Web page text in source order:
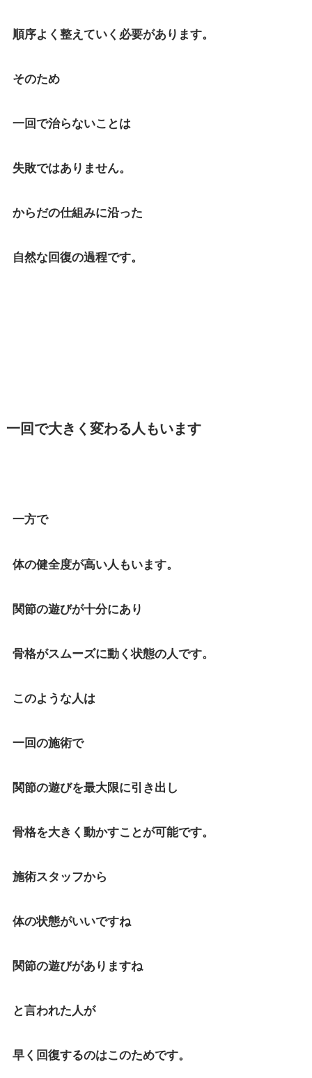
順序よく整えていく必要があります。
そのため
一回で治らないことは
失敗ではありません。
からだの仕組みに沿った
自然な回復の過程です。
一回で大きく変わる人もいます
一方で
体の健全度が高い人もいます。
関節の遊びが十分にあり
骨格がスムーズに動く状態の人です。
このような人は
一回の施術で
関節の遊びを最大限に引き出し
骨格を大きく動かすことが可能です。
施術スタッフから
体の状態がいいですね
関節の遊びがありますね
と言われた人が
早く回復するのはこのためです。